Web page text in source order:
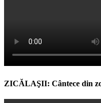
ZICĂLAŞII: Cântece din